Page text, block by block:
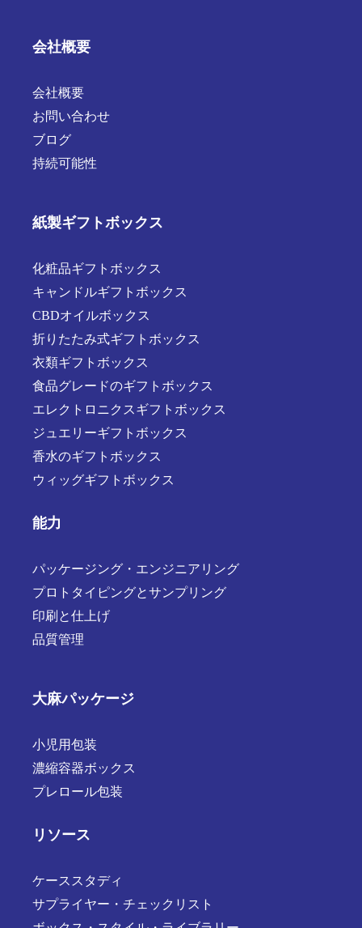
会社概要
会社概要
お問い合わせ
ブログ
持続可能性
紙製ギフトボックス
化粧品ギフトボックス
キャンドルギフトボックス
CBDオイルボックス
折りたたみ式ギフトボックス
衣類ギフトボックス
食品グレードのギフトボックス
エレクトロニクスギフトボックス
ジュエリーギフトボックス
香水のギフトボックス
ウィッグギフトボックス
能力
パッケージング・エンジニアリング
プロトタイピングとサンプリング
印刷と仕上げ
品質管理
大麻パッケージ
小児用包装
濃縮容器ボックス
プレロール包装
リソース
ケーススタディ
サプライヤー・チェックリスト